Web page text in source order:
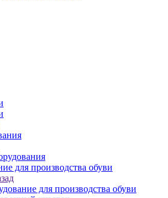
для производства обуви
для производства обуви